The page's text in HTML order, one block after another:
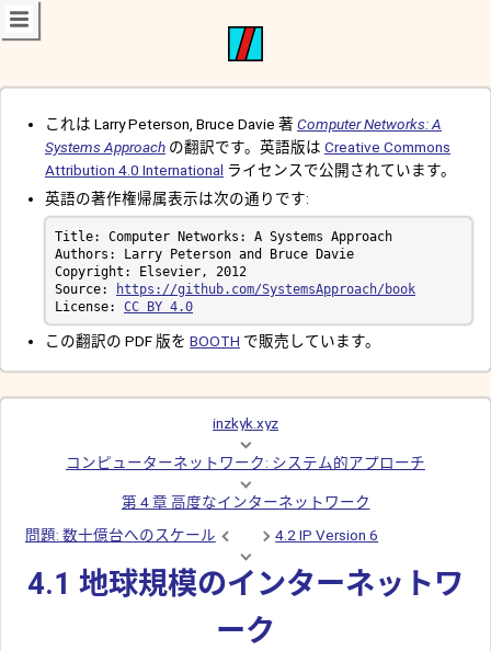
これは Larry Peterson, Bruce Davie 著 Computer Networks: A
Systems Approach の翻訳です。英語版は Creative Commons
Attribution 4.0 International ライセンスで公開されています。
英語の著作権帰属表示は次の通りです:
Source:
https://github.com/SystemsApproach/book
License: CC BY 4.0
この翻訳の PDF 版を BOOTH で販売しています。
inzkyk.xyz
コンピューターネットワーク: システム的アプローチ
第 4 章 高度なインターネットワーク
問題: 数十億台へのスケール
4.2 IP Version 6
4.1 地球規模のインターネットワ
ーク